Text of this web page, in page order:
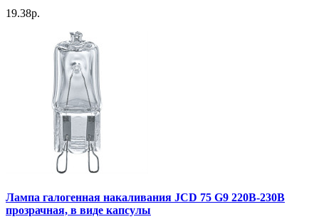
19.38р.
Лампа галогенная накаливания JCD 75 G9 220В-230В
прозрачная, в виде капсулы